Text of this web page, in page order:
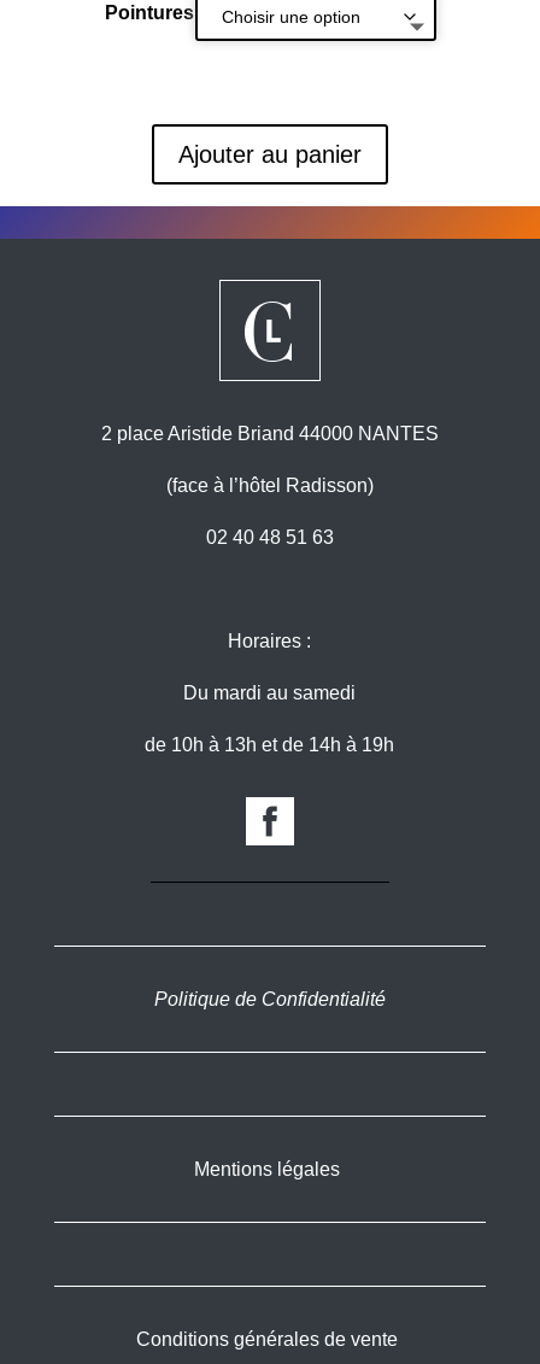
Pointures
Ajouter au panier
2 place Aristide Briand 44000 NANTES
(face à l’hôtel Radisson)
02 40 48 51 63
Horaires :
Du mardi au samedi
de 10h à 13h et de 14h à 19h
Politique de Confidentialité
Mentions légales
Conditions générales de vente